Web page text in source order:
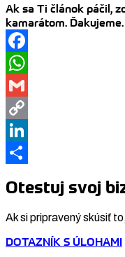
Ak sa Ti článok páčil,
kamarátom. Ďakujeme.
Facebook
WhatsApp
Gmail
Copy
Link
LinkedIn
Otestuj svoj
Ak si pripravený skúsiť
DOTAZNÍK S ÚLOHAMI